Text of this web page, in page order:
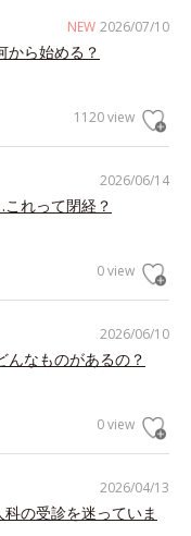
NEW 2026/07/10
から始める？
1120 view
2026/06/14
れって閉経？
0 view
2026/06/10
んなものがあるの？
0 view
2026/04/13
の受診を迷っていま